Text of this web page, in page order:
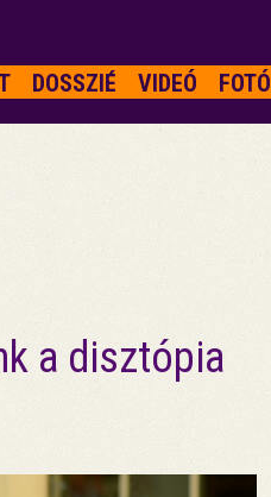
DOSSZIÉ VIDEÓ FOTÓ
a disztópia